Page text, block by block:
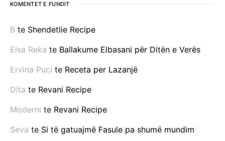
KOMENTET E FUNDIT
B te Shendetlie Recipe
Elsa Reka te Ballakume Elbasani për Ditën e Verës
Ervina Puci te Receta per Lazanjë
Dita te Revani Recipe
Moderni te Revani Recipe
Seva te Si të gatuajmë Fasule pa shumë mundim